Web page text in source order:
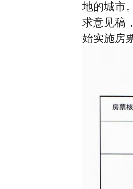
地的城市
求意见稿
始实施房